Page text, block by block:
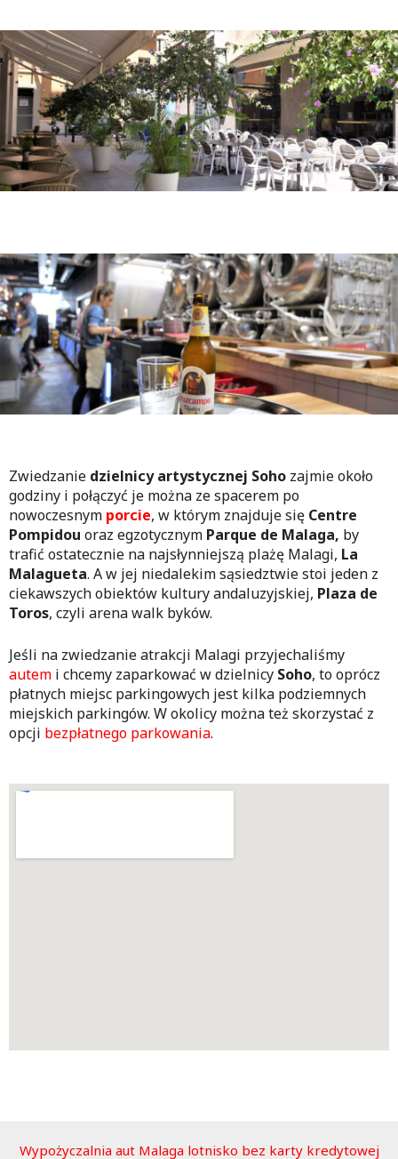
Zwiedzanie dzielnicy artystycznej Soho zajmie około
godziny i połączyć je można ze spacerem po
nowoczesnym porcie, w którym znajduje się Centre
Pompidou oraz egzotycznym Parque de Malaga, by
trafić ostatecznie na najsłynniejszą plażę Malagi, La
Malagueta. A w jej niedalekim sąsiedztwie stoi jeden z
ciekawszych obiektów kultury andaluzyjskiej, Plaza de
Toros, czyli arena walk byków.
Jeśli na zwiedzanie atrakcji Malagi przyjechaliśmy
autem i chcemy zaparkować w dzielnicy Soho, to oprócz
płatnych miejsc parkingowych jest kilka podziemnych
miejskich parkingów. W okolicy można też skorzystać z
opcji bezpłatnego parkowania.
Wypożyczalnia aut Malaga lotnisko bez karty kredytowej